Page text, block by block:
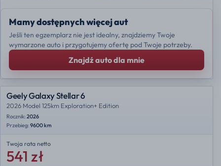
Mamy dostępnych więcej aut
Jeśli ten egzemplarz nie jest idealny, znajdziemy Twoje
wymarzone auto i przygotujemy ofertę pod Twoje potrzeby.
Znajdź auto dla mnie
Geely Galaxy Stellar 6
2026 Model 125km Exploration+ Edition
Rocznik: 2026
Przebieg: 9600 km
Twoja rata netto
541 zł